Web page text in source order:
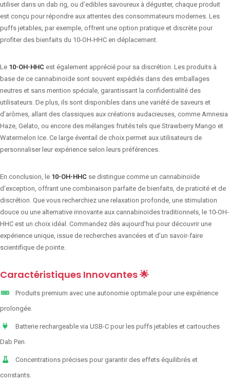
utiliser dans un dab rig, ou d’edibles savoureux à déguster, chaque produit
est conçu pour répondre aux attentes des consommateurs modernes. Les
puffs jetables, par exemple, offrent une option pratique et discrète pour
profiter des bienfaits du 10-OH-HHC en déplacement.
Le 10-OH-HHC est également apprécié pour sa discrétion. Les produits à
base de ce cannabinoïde sont souvent expédiés dans des emballages
neutres et sans mention spéciale, garantissant la confidentialité des
utilisateurs. De plus, ils sont disponibles dans une variété de saveurs et
d’arômes, allant des classiques aux créations audacieuses, comme Amnesia
Haze, Gelato, ou encore des mélanges fruités tels que Strawberry Mango et
Watermelon Ice. Ce large éventail de choix permet aux utilisateurs de
personnaliser leur expérience selon leurs préférences.
En conclusion, le 10-OH-HHC se distingue comme un cannabinoïde
d’exception, offrant une combinaison parfaite de bienfaits, de praticité et de
discrétion. Que vous recherchiez une relaxation profonde, une stimulation
douce ou une alternative innovante aux cannabinoïdes traditionnels, le 10-OH-
HHC est un choix idéal. Commandez dès aujourd’hui pour découvrir une
expérience unique, issue de recherches avancées et d’un savoir-faire
scientifique de pointe.
Caractéristiques Innovantes 🌟
Produits premium avec une autonomie optimale pour une expérience
prolongée.
Batterie rechargeable via USB-C pour les puffs jetables et cartouches
Dab Pen.
Concentrations précises pour garantir des effets équilibrés et
constants.